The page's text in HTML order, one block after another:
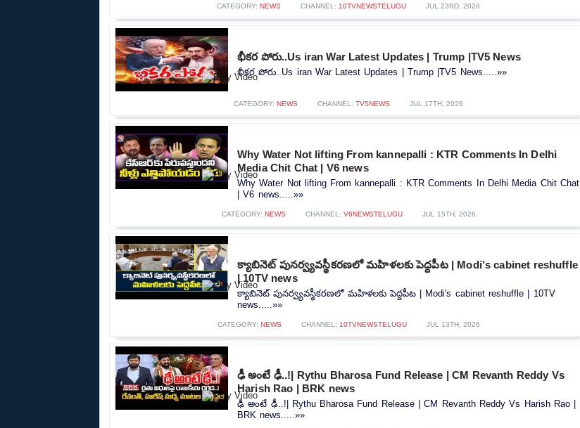
CATEGORY: NEWS CHANNEL: 10TVNEWSTELUGU JUL 23RD, 2026
భీకర పోరు..Us iran War Latest Updates | Trump |TV5 News
భీకర పోరు..Us iran War Latest Updates | Trump |TV5 News.....»»
CATEGORY: NEWS CHANNEL: TV5NEWS JUL 17TH, 2026
Why Water Not lifting From kannepalli : KTR Comments In Delhi
Media Chit Chat | V6 news
Why Water Not lifting From kannepalli : KTR Comments In Delhi Media Chit Chat
| V6 news.....»»
CATEGORY: NEWS CHANNEL: V6NEWSTELUGU JUL 15TH, 2026
క్యాబినెట్ పునర్వ్యవస్థీకరణలో మహిళలకు పెద్దపీట | Modi's cabinet reshuffle
| 10TV news
క్యాబినెట్ పునర్వ్యవస్థీకరణలో మహిళలకు పెద్దపీట | Modi's cabinet reshuffle | 10TV
news.....»»
CATEGORY: NEWS CHANNEL: 10TVNEWSTELUGU JUL 13TH, 2026
ఢీ అంటే ఢీ..!| Rythu Bharosa Fund Release | CM Revanth Reddy Vs
Harish Rao | BRK news
ఢీ అంటే ఢీ..!| Rythu Bharosa Fund Release | CM Revanth Reddy Vs Harish Rao |
BRK news.....»»